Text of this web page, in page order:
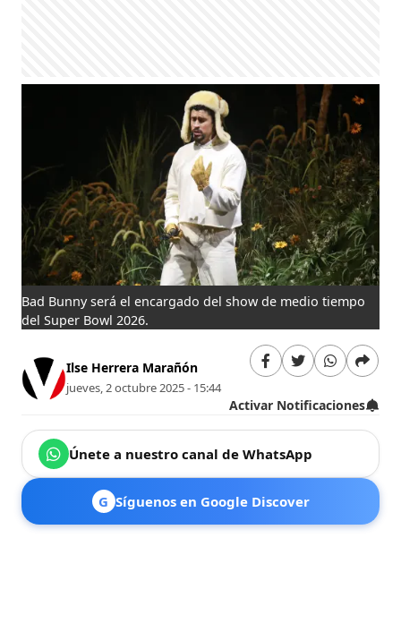
Bad Bunny será el encargado del show de medio tiempo
del Super Bowl 2026.
Ilse Herrera Marañón
jueves, 2 octubre 2025 - 15:44
Activar Notificaciones
Únete a nuestro canal de WhatsApp
G Síguenos en Google Discover